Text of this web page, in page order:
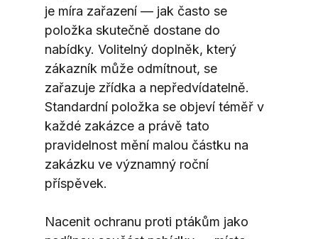
je míra zařazení — jak často se
položka skutečně dostane do
nabídky. Volitelný doplněk, který
zákazník může odmítnout, se
zařazuje zřídka a nepředvídatelně.
Standardní položka se objeví téměř v
každé zakázce a právě tato
pravidelnost mění malou částku na
zakázku ve významný roční
příspěvek.
Nacenit ochranu proti ptákům jako